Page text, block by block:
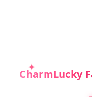
CharmLucky